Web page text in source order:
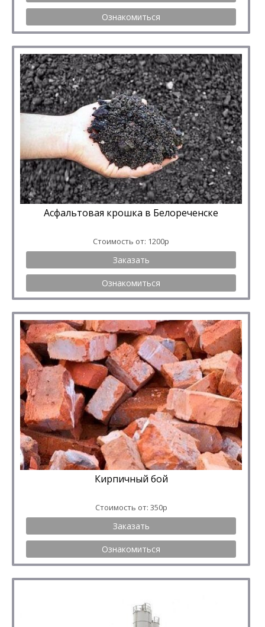
Ознакомиться
Асфальтовая крошка в Белореченске
Стоимость от: 1200р
Заказать
Ознакомиться
Кирпичный бой
Стоимость от: 350р
Заказать
Ознакомиться